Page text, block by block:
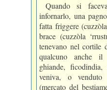
Quando si
infornarlo, una
fatta friggere
brace (cuzzòla
tenevano nel cortile
qualcuno anche
ghiande,
veniva, o
(mercato del